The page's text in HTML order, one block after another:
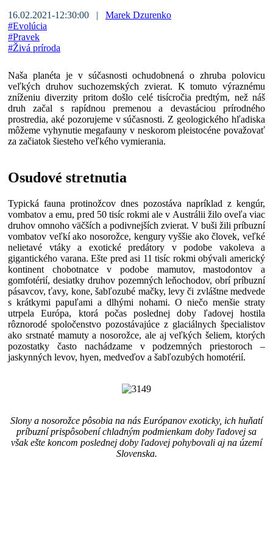
16.02.2021-12:30:00 | Marek Dzurenko
#Evolúcia
#Pravek
#Živá príroda
Naša planéta je v súčasnosti ochudobnená o zhruba polovicu
veľkých druhov suchozemských zvierat. K tomuto výraznému
zníženiu diverzity pritom došlo celé tisícročia predtým, než náš
druh začal s rapídnou premenou a devastáciou prírodného
prostredia, aké pozorujeme v súčasnosti. Z geologického hľadiska
môžeme vyhynutie megafauny v neskorom pleistocéne považovať
za začiatok šiesteho veľkého vymierania.
Osudové stretnutia
Typická fauna protinožcov dnes pozostáva napríklad z kengúr,
vombatov a emu, pred 50 tisíc rokmi ale v Austrálii žilo oveľa viac
druhov omnoho väčších a podivnejších zvierat. V buši žili príbuzní
vombatov veľkí ako nosorožce, kengury vyššie ako človek, veľké
nelietavé vtáky a exotické predátory v podobe vakoleva a
gigantického varana. Ešte pred asi 11 tisíc rokmi obývali americký
kontinent chobotnatce v podobe mamutov, mastodontov a
gomfotérií, desiatky druhov pozemných leňochodov, obrí príbuzní
pásavcov, ťavy, kone, šabľozubé mačky, levy či zvláštne medvede
s krátkymi papuľami a dlhými nohami. O niečo menšie straty
utrpela Európa, ktorá počas poslednej doby ľadovej hostila
rôznorodé spoločenstvo pozostávajúce z glaciálnych špecialistov
ako srstnaté mamuty a nosorožce, ale aj veľkých šeliem, ktorých
pozostatky často nachádzame v podzemných priestoroch –
jaskynných levov, hyen, medveďov a šabľozubých homotérií.
Slony a nosorožce pôsobia na nás Európanov exoticky, ich huňatí
príbuzní prispôsobení chladným podmienkam doby ľadovej sa
však ešte koncom poslednej doby ľadovej pohybovali aj na území
Slovenska.